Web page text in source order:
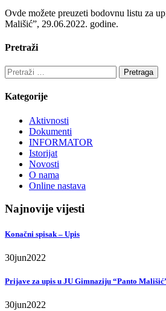
Ovde možete preuzeti bodovnu listu za
Mališić”, 29.06.2022. godine.
Pretraži
Pretraga:
Kategorije
Aktivnosti
Dokumenti
INFORMATOR
Istorijat
Novosti
O nama
Online nastava
Najnovije vijesti
Konačni spisak – Upis
30jun2022
Prijave za upis u JU Gimnaziju “Panto
30jun2022